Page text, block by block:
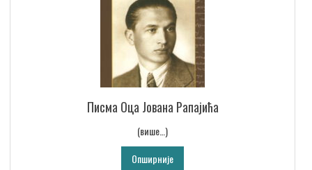
Писма Оца Јована Рапајића
(више…)
Опширније